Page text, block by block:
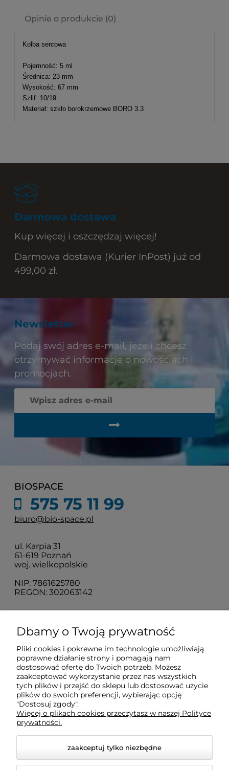
Opinie o produkcie (0)
Kolba sercowa
Pojemność: 5 ml
Średnica: 23 mm
Wysokość: 67 mm
Szlif: 10/19
Materiał: szkło borokrzemowe BORO 3.3
Darmowa dostawa
Kup więcej i oszczędzaj więcej!
Darmowa dostawa (Kurier InPost) już od
499,00 zł.
Newsletter
Podaj swój adres e-mail, jeżeli chcesz
otrzymywać informacje o nowościach i
promocjach.
BIOSPACE
575 75 11 99
biuro@bio-space.pl
ul. Karpia 31
61-619 Poznań
woj. wielkopolskie
NIP: 7861625780
REGON: 302063142
O nas
Obsługa klienta
Pomoc
Moje konto
Dbamy o Twoją prywatność
Pliki cookies i pokrewne im technologie umożliwiają
poprawne działanie strony i pomagają nam
dostosować ofertę do Twoich potrzeb. Możesz
zaakceptować wykorzystanie przez nas wszystkich
tych plików i przejść do sklepu lub dostosować użycie
plików do swoich preferencji, wybierając opcję
"Dostosuj zgody".
Więcej o plikach cookies przeczytasz w naszej Polityce
prywatności.
zaakceptuj tylko niezbędne